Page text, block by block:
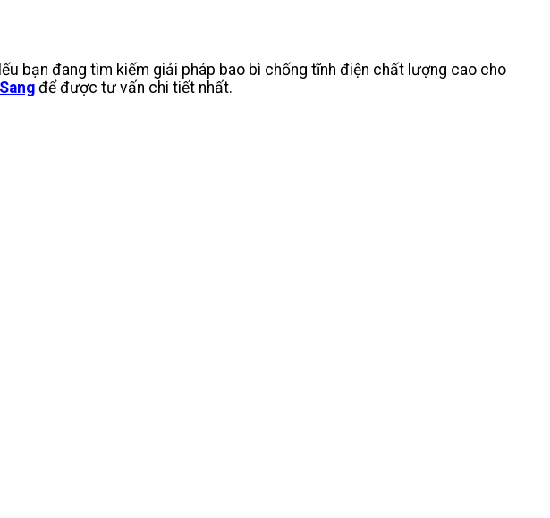
bạn đang tìm kiếm giải pháp bao bì chống tĩnh điện chất lượng cao cho
để được tư vấn chi tiết nhất.